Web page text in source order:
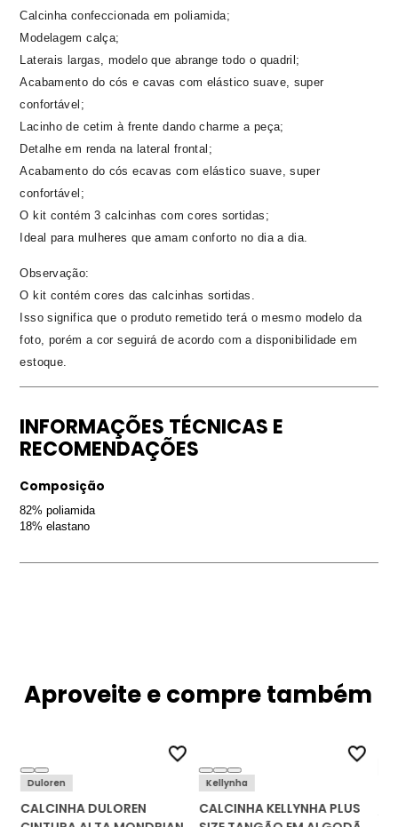
Calcinha confeccionada em poliamida;
Modelagem calça;
Laterais largas, modelo que abrange todo o quadril;
Acabamento do cós e cavas com elástico suave, super
confortável;
Lacinho de cetim à frente dando charme a peça;
Detalhe em renda na lateral frontal;
Acabamento do cós ecavas com elástico suave, super
confortável;
O kit contém 3 calcinhas com cores sortidas;
Ideal para mulheres que amam conforto no dia a dia.
Observação:
O kit contém cores das calcinhas sortidas.
Isso significa que o produto remetido terá o mesmo modelo da
foto, porém a cor seguirá de acordo com a disponibilidade em
estoque.
INFORMAÇÕES TÉCNICAS E
RECOMENDAÇÕES
Composição
82% poliamida
18% elastano
Aproveite e compre também
Duloren
CALCINHA DULOREN
Kellynha
CALCINHA KELLYNHA PLUS